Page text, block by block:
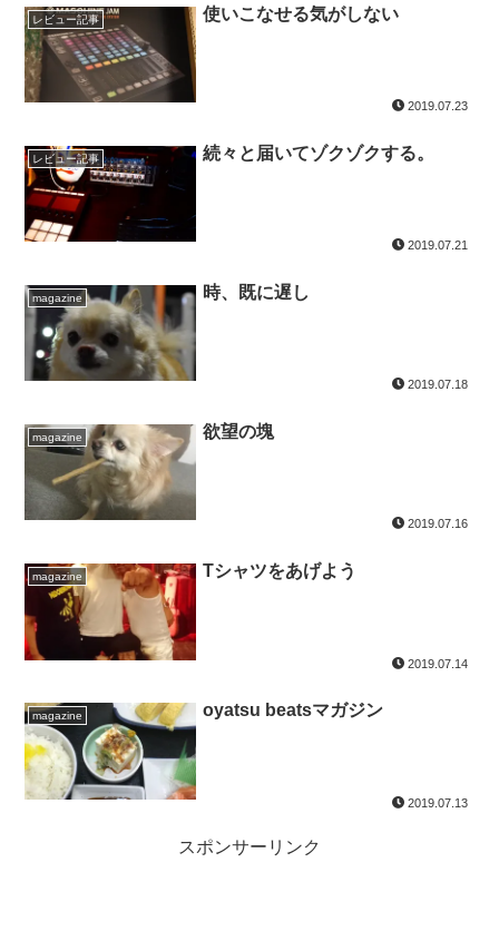
レビュー記事 使いこなせる気がしない
2019.07.23
レビュー記事 続々と届いてゾクゾクする。
2019.07.21
magazine 時、既に遅し
2019.07.18
magazine 欲望の塊
2019.07.16
magazine Tシャツをあげよう
2019.07.14
magazine oyatsu beatsマガジン
2019.07.13
スポンサーリンク